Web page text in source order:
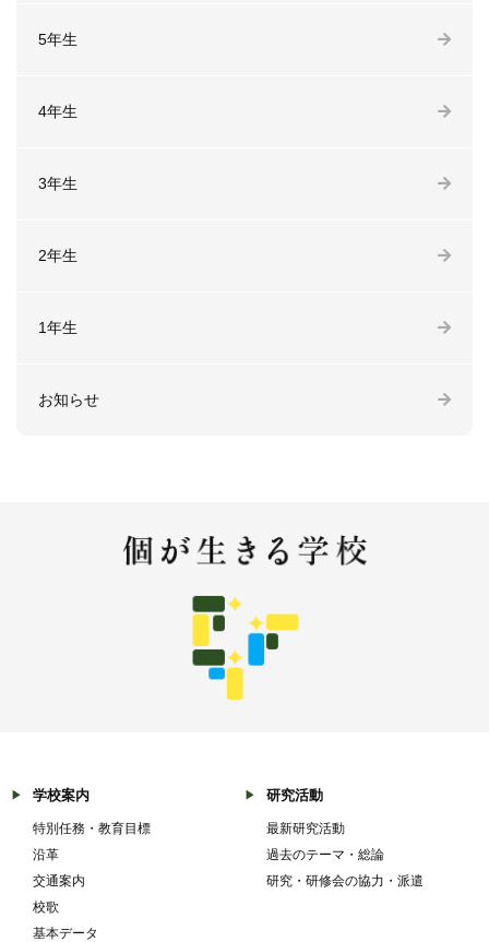
5年生
4年生
3年生
2年生
1年生
お知らせ
学校案内
特別任務・教育目標
沿革
交通案内
校歌
基本データ
研究活動
最新研究活動
過去のテーマ・総論
研究・研修会の協力・派遣